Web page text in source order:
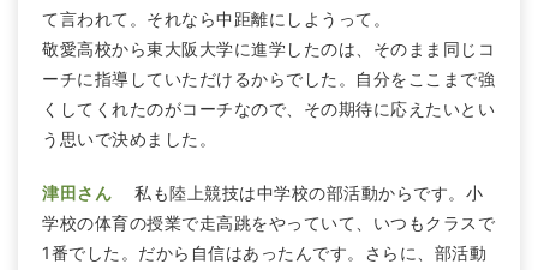
て言われて。それなら中距離にしようって。
敬愛高校から東大阪大学に進学したのは、そのまま同じコ
ーチに指導していただけるからでした。自分をここまで強
くしてくれたのがコーチなので、その期待に応えたいとい
う思いで決めました。
津田さん 私も陸上競技は中学校の部活動からです。小
学校の体育の授業で走高跳をやっていて、いつもクラスで
1番でした。だから自信はあったんです。さらに、部活動